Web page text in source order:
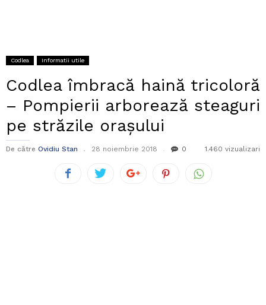
Codlea Informatii utile
Codlea îmbracă haină tricoloră
– Pompierii arborează steaguri
pe străzile orașului
De către Ovidiu Stan 28 noiembrie 2018 0 1.460 vizualizari